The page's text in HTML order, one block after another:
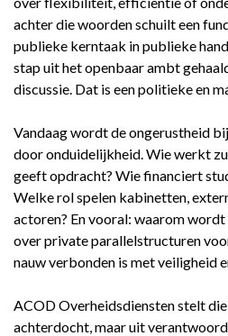
achter die woorden schuilt een
publieke kerntaak in publieke
stap uit het openbaar ambt
discussie. Dat is een politieke en
Vandaag wordt de ongerustheid
door onduidelijkheid. Wie werkt
geeft opdracht? Wie financiert
Welke rol spelen kabinetten,
actoren? En vooral: waarom
over private parallelstructuren
nauw verbonden is met veiligheid
ACOD Overheidsdiensten stelt
achterdocht, maar uit